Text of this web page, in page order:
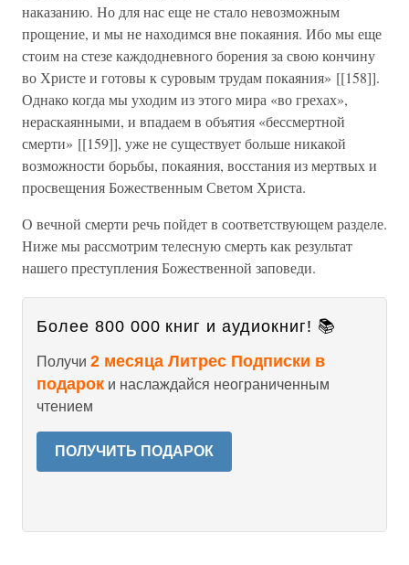
наказанию. Но для нас еще не стало невозможным
прощение, и мы не находимся вне покаяния. Ибо мы еще
стоим на стезе каждодневного борения за свою кончину
во Христе и готовы к суровым трудам покаяния» [[158]].
Однако когда мы уходим из этого мира «во грехах»,
нераскаянными, и впадаем в объятия «бессмертной
смерти» [[159]], уже не существует больше никакой
возможности борьбы, покаяния, восстания из мертвых и
просвещения Божественным Светом Христа.
О вечной смерти речь пойдет в соответствующем разделе.
Ниже мы рассмотрим телесную смерть как результат
нашего преступления Божественной заповеди.
Более 800 000 книг и аудиокниг! 📚
Получи 2 месяца Литрес Подписки в
подарок и наслаждайся неограниченным
чтением
ПОЛУЧИТЬ ПОДАРОК